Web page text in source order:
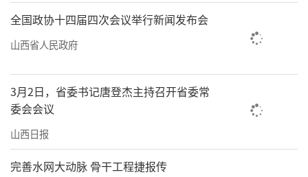
全国政协十四届四次会议举行新闻发布会
山西省人民政府
3月2日，省委书记唐登杰主持召开省委常
委会会议
山西日报
完善水网大动脉 骨干工程捷报传